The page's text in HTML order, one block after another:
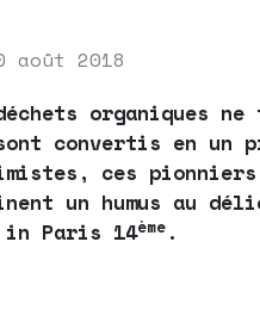
août 2018
organiques
convertis en un
ces
un humus au
in Paris 14ème .